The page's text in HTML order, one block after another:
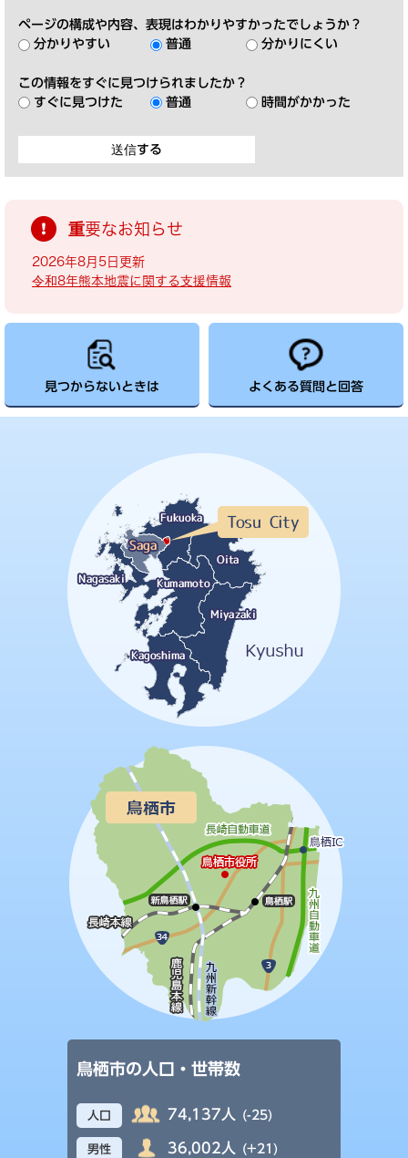
ページの構成や内容、表現はわかりやすかったでしょうか？
分かりやすい
普通 分かりにくい
この情報をすぐに見つけられましたか？
すぐに見つけた
普通 時間がかかった
重要なお知らせ
2026年8月5日更新
令和8年熊本地震に関する支援情報
見つからないときは よくある質問と回答
鳥栖市の人口・世帯数
人口 74,137人 (-25)
男性 36,002人 (+21)